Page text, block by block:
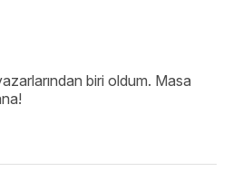
biri oldum. Masa